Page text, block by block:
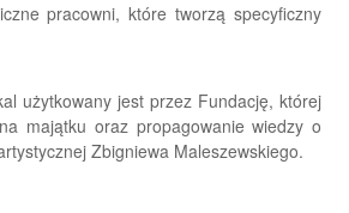
pracowni, które tworzą specyficzny
użytkowany jest przez Fundację, której
majątku oraz propagowanie wiedzy o
Zbigniewa Maleszewskiego.